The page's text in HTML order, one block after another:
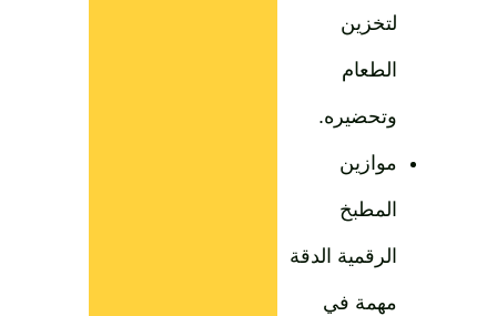
لتخزين
الطعام
وتحضيره.
موازين
المطبخ
الرقمية الدقة
مهمة في